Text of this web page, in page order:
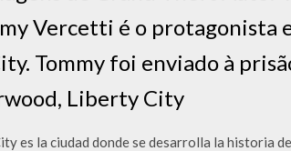
Vercetti é o protagonista
Tommy foi enviado à
Liberty City
es la ciudad donde se desarrolla la historia